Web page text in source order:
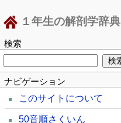
１年生の解剖学辞典
検索
ナビゲーション
このサイトについて
50音順さくいん